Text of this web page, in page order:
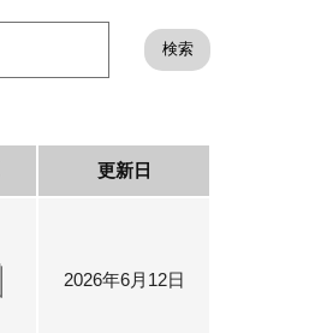
更新日
2026年6月12日